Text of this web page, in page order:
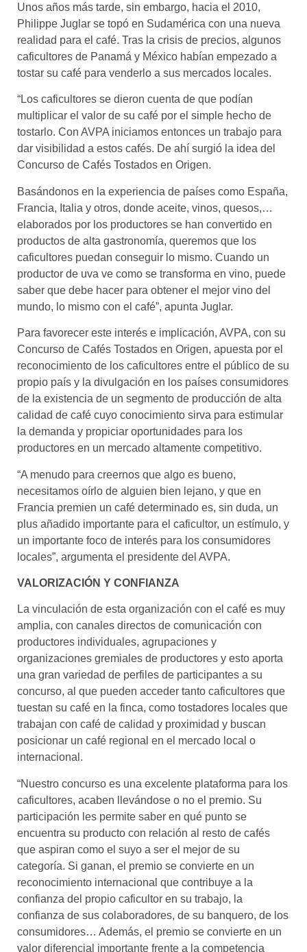
Unos años más tarde, sin embargo, hacia el 2010,
Philippe Juglar se topó en Sudamérica con una nueva
realidad para el café. Tras la crisis de precios, algunos
caficultores de Panamá y México habían empezado a
tostar su café para venderlo a sus mercados locales.
“Los caficultores se dieron cuenta de que podían
multiplicar el valor de su café por el simple hecho de
tostarlo. Con AVPA iniciamos entonces un trabajo para
dar visibilidad a estos cafés. De ahí surgió la idea del
Concurso de Cafés Tostados en Origen.
Basándonos en la experiencia de países como España,
Francia, Italia y otros, donde aceite, vinos, quesos,…
elaborados por los productores se han convertido en
productos de alta gastronomía, queremos que los
caficultores puedan conseguir lo mismo. Cuando un
productor de uva ve como se transforma en vino, puede
saber que debe hacer para obtener el mejor vino del
mundo, lo mismo con el café”, apunta Juglar.
Para favorecer este interés e implicación, AVPA, con su
Concurso de Cafés Tostados en Origen, apuesta por el
reconocimiento de los caficultores entre el público de su
propio país y la divulgación en los países consumidores
de la existencia de un segmento de producción de alta
calidad de café cuyo conocimiento sirva para estimular
la demanda y propiciar oportunidades para los
productores en un mercado altamente competitivo.
“A menudo para creernos que algo es bueno,
necesitamos oírlo de alguien bien lejano, y que en
Francia premien un café determinado es, sin duda, un
plus añadido importante para el caficultor, un estímulo, y
un importante foco de interés para los consumidores
locales”, argumenta el presidente del AVPA.
VALORIZACIÓN Y CONFIANZA
La vinculación de esta organización con el café es muy
amplia, con canales directos de comunicación con
productores individuales, agrupaciones y
organizaciones gremiales de productores y esto aporta
una gran variedad de perfiles de participantes a su
concurso, al que pueden acceder tanto caficultores que
tuestan su café en la finca, como tostadores locales que
trabajan con café de calidad y proximidad y buscan
posicionar un café regional en el mercado local o
internacional.
“Nuestro concurso es una excelente plataforma para los
caficultores, acaben llevándose o no el premio. Su
participación les permite saber en qué punto se
encuentra su producto con relación al resto de cafés
que aspiran como el suyo a ser el mejor de su
categoría. Si ganan, el premio se convierte en un
reconocimiento internacional que contribuye a la
confianza del propio caficultor en su trabajo, la
confianza de sus colaboradores, de su banquero, de los
consumidores… Además, el premio se convierte en un
valor diferencial importante frente a la competencia